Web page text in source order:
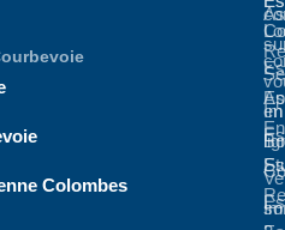
Colombes
en